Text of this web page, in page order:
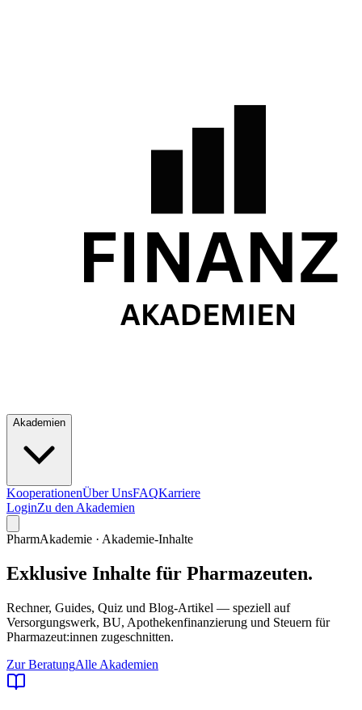
Akademien
KooperationenÜber UnsFAQKarriere
LoginZu den Akademien
PharmAkademie · Akademie-Inhalte
Exklusive Inhalte für Pharmazeuten.
Rechner, Guides, Quiz und Blog-Artikel — speziell auf
Versorgungswerk, BU, Apothekenfinanzierung und Steuern für
Pharmazeut:innen zugeschnitten.
Zur BeratungAlle Akademien